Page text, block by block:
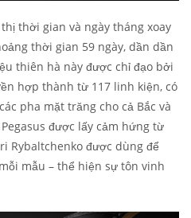
thời gian và ngày tháng xoay
thời gian 59 ngày, dần dần
thiên hà này được chỉ đạo bởi
hợp thành từ 117 linh kiện, có
pha mặt trăng cho cả Bắc và
được lấy cảm hứng từ
Rybaltchenko được dùng để
mẫu – thể hiện sự tôn vinh